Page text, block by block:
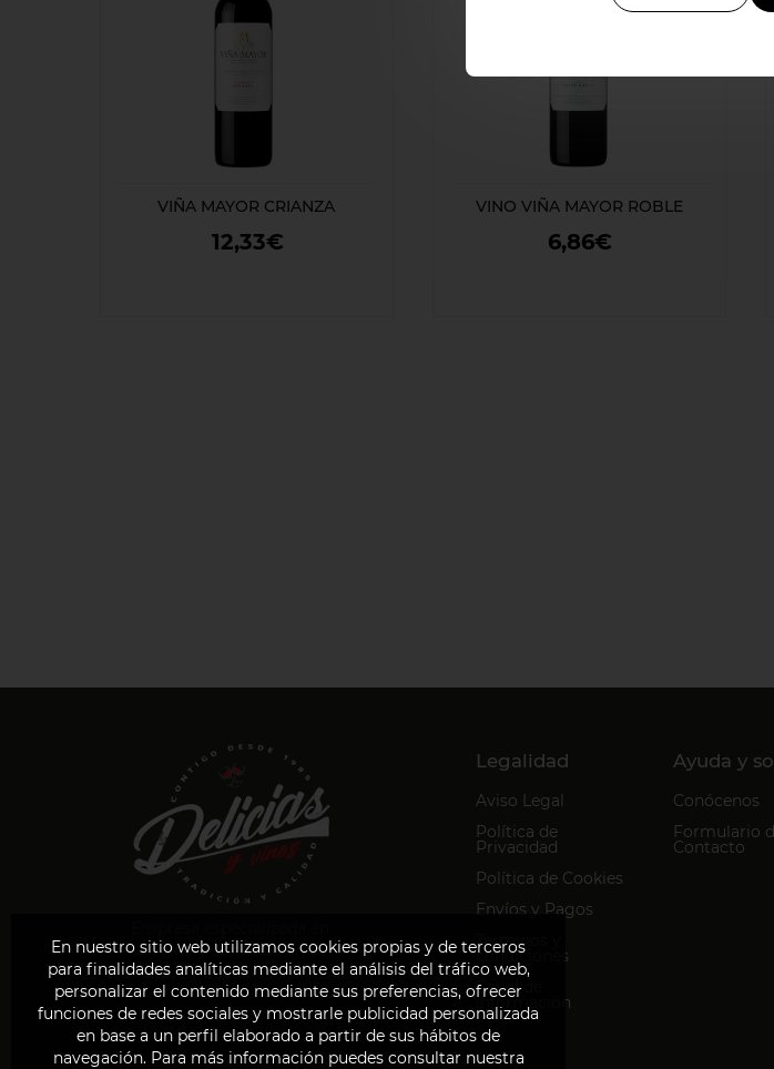
VIÑA MAYOR CRIANZA
12,33€
VINO VIÑA MAYOR ROBLE
6,86€
En nuestro sitio web utilizamos cookies propias y de terceros
para finalidades analíticas mediante el análisis del tráfico web,
personalizar el contenido mediante sus preferencias, ofrecer
funciones de redes sociales y mostrarle publicidad personalizada
en base a un perfil elaborado a partir de sus hábitos de
navegación. Para más información puedes consultar nuestra
la venta y distribución de
alimentos y bebidas desde 1952.
Legalidad
Aviso Legal
Política de
Privacidad
Política de Cookies
Envíos y Pagos
Terminos y
condiciones
Canal de
información
Ayuda y
Conócenos
Formulario
Contacto